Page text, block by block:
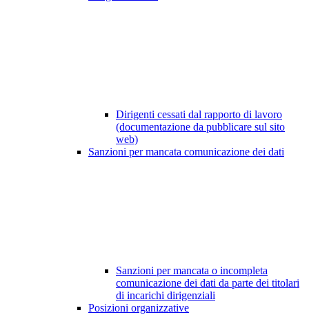
Dirigenti cessati dal rapporto di lavoro
(documentazione da pubblicare sul sito
web)
Sanzioni per mancata comunicazione dei dati
Sanzioni per mancata o incompleta
comunicazione dei dati da parte dei titolari
di incarichi dirigenziali
Posizioni organizzative